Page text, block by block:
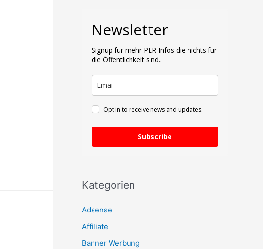
Newsletter
Signup für mehr PLR Infos die nichts für
die Öffentlichkeit sind..
Opt in to receive news and updates.
Subscribe
Kategorien
Adsense
Affiliate
Banner Werbung